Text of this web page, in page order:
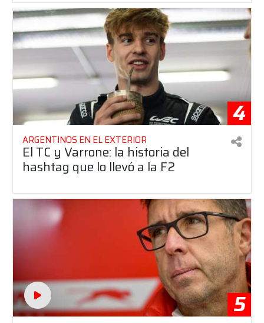
4
ARGENTINOS EN EL EXTERIOR
El TC y Varrone: la historia del
hashtag que lo llevó a la F2
5